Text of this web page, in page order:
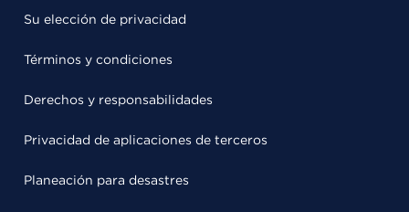
Su elección de privacidad
Términos y condiciones
Derechos y responsabilidades
Privacidad de aplicaciones de terceros
Planeación para desastres